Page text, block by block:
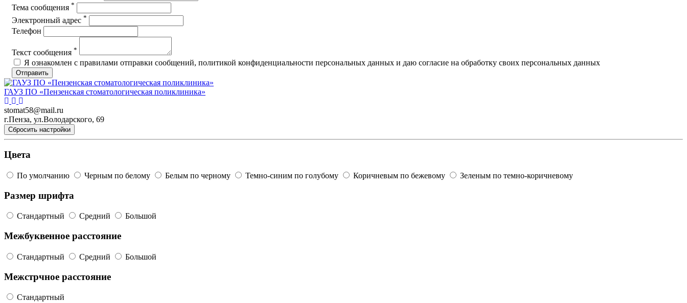
Тема сообщения *
Электронный адрес *
Телефон
Текст сообщения *
Я ознакомлен с правилами отправки сообщений, политикой конфиденциальности персональных данных и даю согласие на обработку своих персональных данных
ГАУЗ ПО «Пензенская стоматологическая поликлиника»
stomat58@mail.ru
г.Пенза, ул.Володарского, 69
Сбросить настройки
Цвета
По умолчанию Черным по белому Белым по черному Темно-синим по голубому Коричневым по бежевому Зеленым по темно-коричневому
Размер шрифта
Стандартный Средний Большой
Межбуквенное расстояние
Стандартный Средний Большой
Межстрчное расстояние
Стандартный